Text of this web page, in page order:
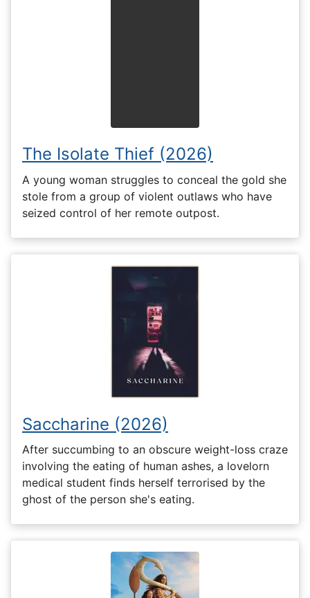
The Isolate Thief (2026)
A young woman struggles to conceal the gold she
stole from a group of violent outlaws who have
seized control of her remote outpost.
Saccharine (2026)
After succumbing to an obscure weight-loss craze
involving the eating of human ashes, a lovelorn
medical student finds herself terrorised by the
ghost of the person she's eating.